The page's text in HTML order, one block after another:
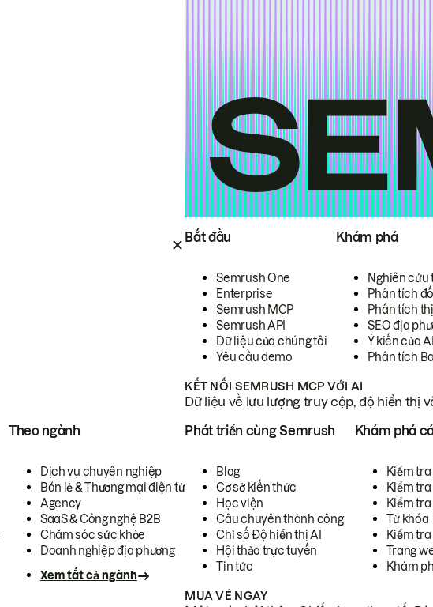
Bắt đầu
Semrush One
Enterprise
Semrush MCP
Semrush API
Dữ liệu của chúng tôi
Yêu cầu demo
Khám phá
Nghiên cứu
Phân tích
Phân tích
SEO địa
Ý kiến của
Phân tích
KẾT NỐI SEMRUSH MCP VỚI AI
Dữ liệu về lưu lượng truy cập, độ hiển thị
Theo ngành
Dịch vụ chuyên nghiệp
Bán lẻ & Thương mại điện tử
Agency
SaaS & Công nghệ B2B
Chăm sóc sức khỏe
Doanh nghiệp địa phương
Xem tất cả ngành
Phát triển cùng Semrush
Blog
Cơ sở kiến thức
Học viện
Câu chuyên thành công
Chỉ số Độ hiển thị AI
Hội thảo trực tuyến
Tin tức
Khám phá
Kiểm
Kiểm tra
Kiểm
Từ khóa
Kiểm
Trang
Khám
MUA VÉ NGAY